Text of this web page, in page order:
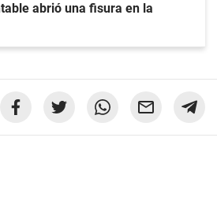
abrió una fisura en la